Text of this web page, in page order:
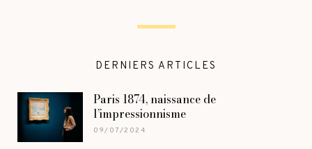
DERNIERS ARTICLES
Paris 1874, naissance de
l’impressionnisme
09/07/2024